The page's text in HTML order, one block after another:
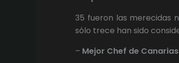
35 fueron las merecidas
sólo trece han sido
– Mejor Chef de Canarias